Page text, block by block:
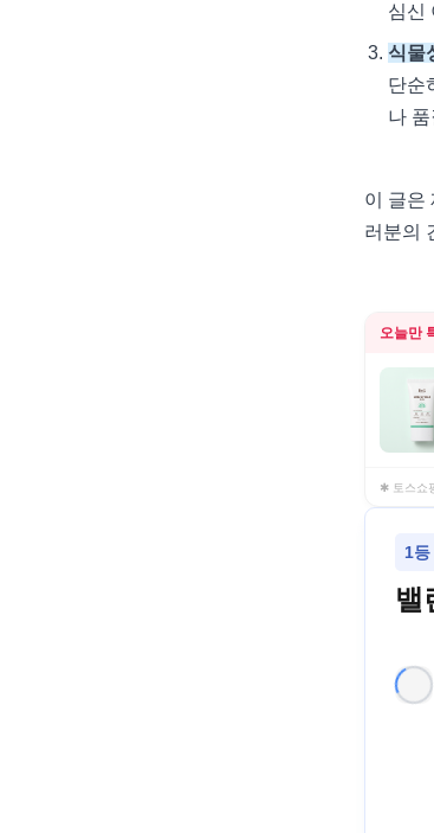
심신
식물
단순
나
이 글은
러분의
오늘만
✱ 토스쇼
1등
밸